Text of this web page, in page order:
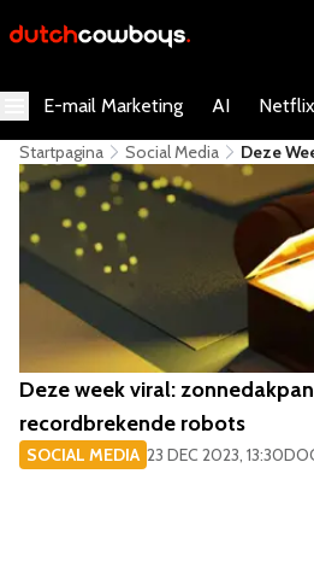
E-mail Marketing AI Netflix
Startpagina Social Media
Deze
En
Deze week viral:
recordbrekende robots
SOCIAL MEDIA 23 DEC 2023, 13:30